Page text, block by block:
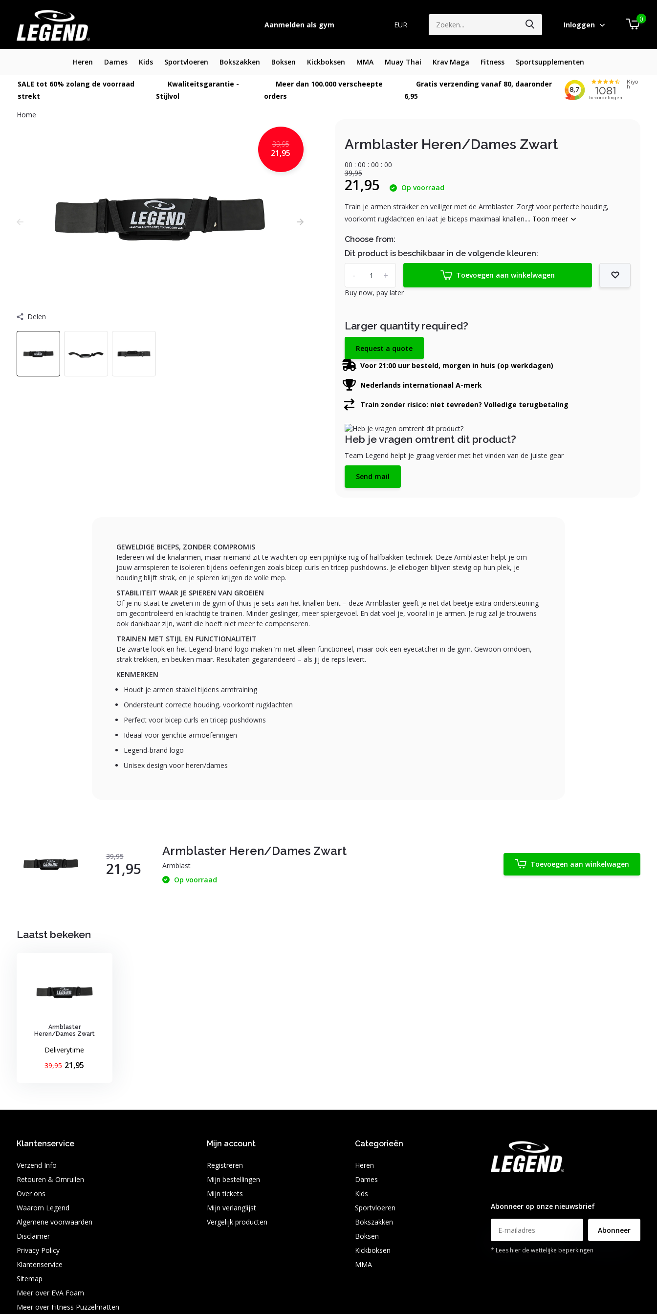
Aanmelden als gym EUR Inloggen
0
Heren Dames Kids Sportvloeren Bokszakken Boksen Kickboksen MMA Muay Thai Krav Maga Fitness Sportsupplementen
SALE tot 60% zolang de voorraad
strekt
Kwaliteitsgarantie -
Stijlvol
Meer dan 100.000 verscheepte
orders
Gratis verzending vanaf 80, daaronder
6,95
Home
39,95
21,95
Delen
Armblaster Heren/Dames Zwart
00 : 00 : 00 : 00
39,95
21,95 Op voorraad
Train je armen strakker en veiliger met de Armblaster. Zorgt voor perfecte houding,
voorkomt rugklachten en laat je biceps maximaal knallen.... Toon meer
Choose from:
Dit product is beschikbaar in de volgende kleuren:
+
-
Toevoegen aan winkelwagen
Buy now, pay later
Larger quantity required?
Request a quote
Voor 21:00 uur besteld, morgen in huis (op werkdagen)
Nederlands internationaal A-merk
Train zonder risico: niet tevreden? Volledige terugbetaling
Heb je vragen omtrent dit product?
Team Legend helpt je graag verder met het vinden van de juiste gear
Send mail
GEWELDIGE BICEPS, ZONDER COMPROMIS
Iedereen wil die knalarmen, maar niemand zit te wachten op een pijnlijke rug of halfbakken techniek. Deze Armblaster helpt je om
jouw armspieren te isoleren tijdens oefeningen zoals bicep curls en tricep pushdowns. Je ellebogen blijven stevig op hun plek, je
houding blijft strak, en je spieren krijgen de volle mep.
STABILITEIT WAAR JE SPIEREN VAN GROEIEN
Of je nu staat te zweten in de gym of thuis je sets aan het knallen bent – deze Armblaster geeft je net dat beetje extra ondersteuning
om gecontroleerd en krachtig te trainen. Minder geslinger, meer spiergevoel. En dat voel je, vooral in je armen. Je rug zal je trouwens
ook dankbaar zijn, want die hoeft niet meer te compenseren.
TRAINEN MET STIJL EN FUNCTIONALITEIT
De zwarte look en het Legend-brand logo maken ‘m niet alleen functioneel, maar ook een eyecatcher in de gym. Gewoon omdoen,
strak trekken, en beuken maar. Resultaten gegarandeerd – als jij de reps levert.
KENMERKEN
Houdt je armen stabiel tijdens armtraining
Ondersteunt correcte houding, voorkomt rugklachten
Perfect voor bicep curls en tricep pushdowns
Ideaal voor gerichte armoefeningen
Legend-brand logo
Unisex design voor heren/dames
39,95
21,95
Armblaster Heren/Dames Zwart
Armblast
Op voorraad
Toevoegen aan winkelwagen
Laatst bekeken
Armblaster
Heren/Dames Zwart
Deliverytime
39,95 21,95
Klantenservice
Verzend Info
Retouren & Omruilen
Over ons
Waarom Legend
Algemene voorwaarden
Disclaimer
Privacy Policy
Klantenservice
Sitemap
Meer over EVA Foam
Meer over Fitness Puzzelmatten
Mijn account
Registreren
Mijn bestellingen
Mijn tickets
Mijn verlanglijst
Vergelijk producten
Categorieën
Heren
Dames
Kids
Sportvloeren
Bokszakken
Boksen
Kickboksen
MMA
Abonneer op onze nieuwsbrief
Abonneer
* Lees hier de wettelijke beperkingen